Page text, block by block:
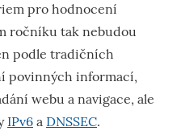
pro hodnocení
ročníku tak nebudou
podle tradičních
povinných informací,
webu a navigace, ale
IPv6 a DNSSEC.